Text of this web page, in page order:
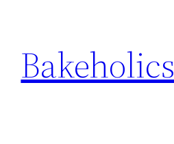
inhoud
Bakeholics